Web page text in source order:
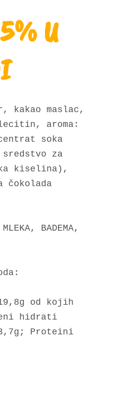
U
kakao maslac,
lecitin, aroma:
soka
za
kiselina),
čokolada
BADEMA,
od kojih
hidrati
Proteini